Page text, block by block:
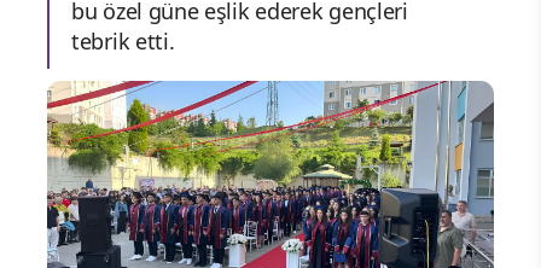
bu özel güne eşlik ederek gençleri
tebrik etti.